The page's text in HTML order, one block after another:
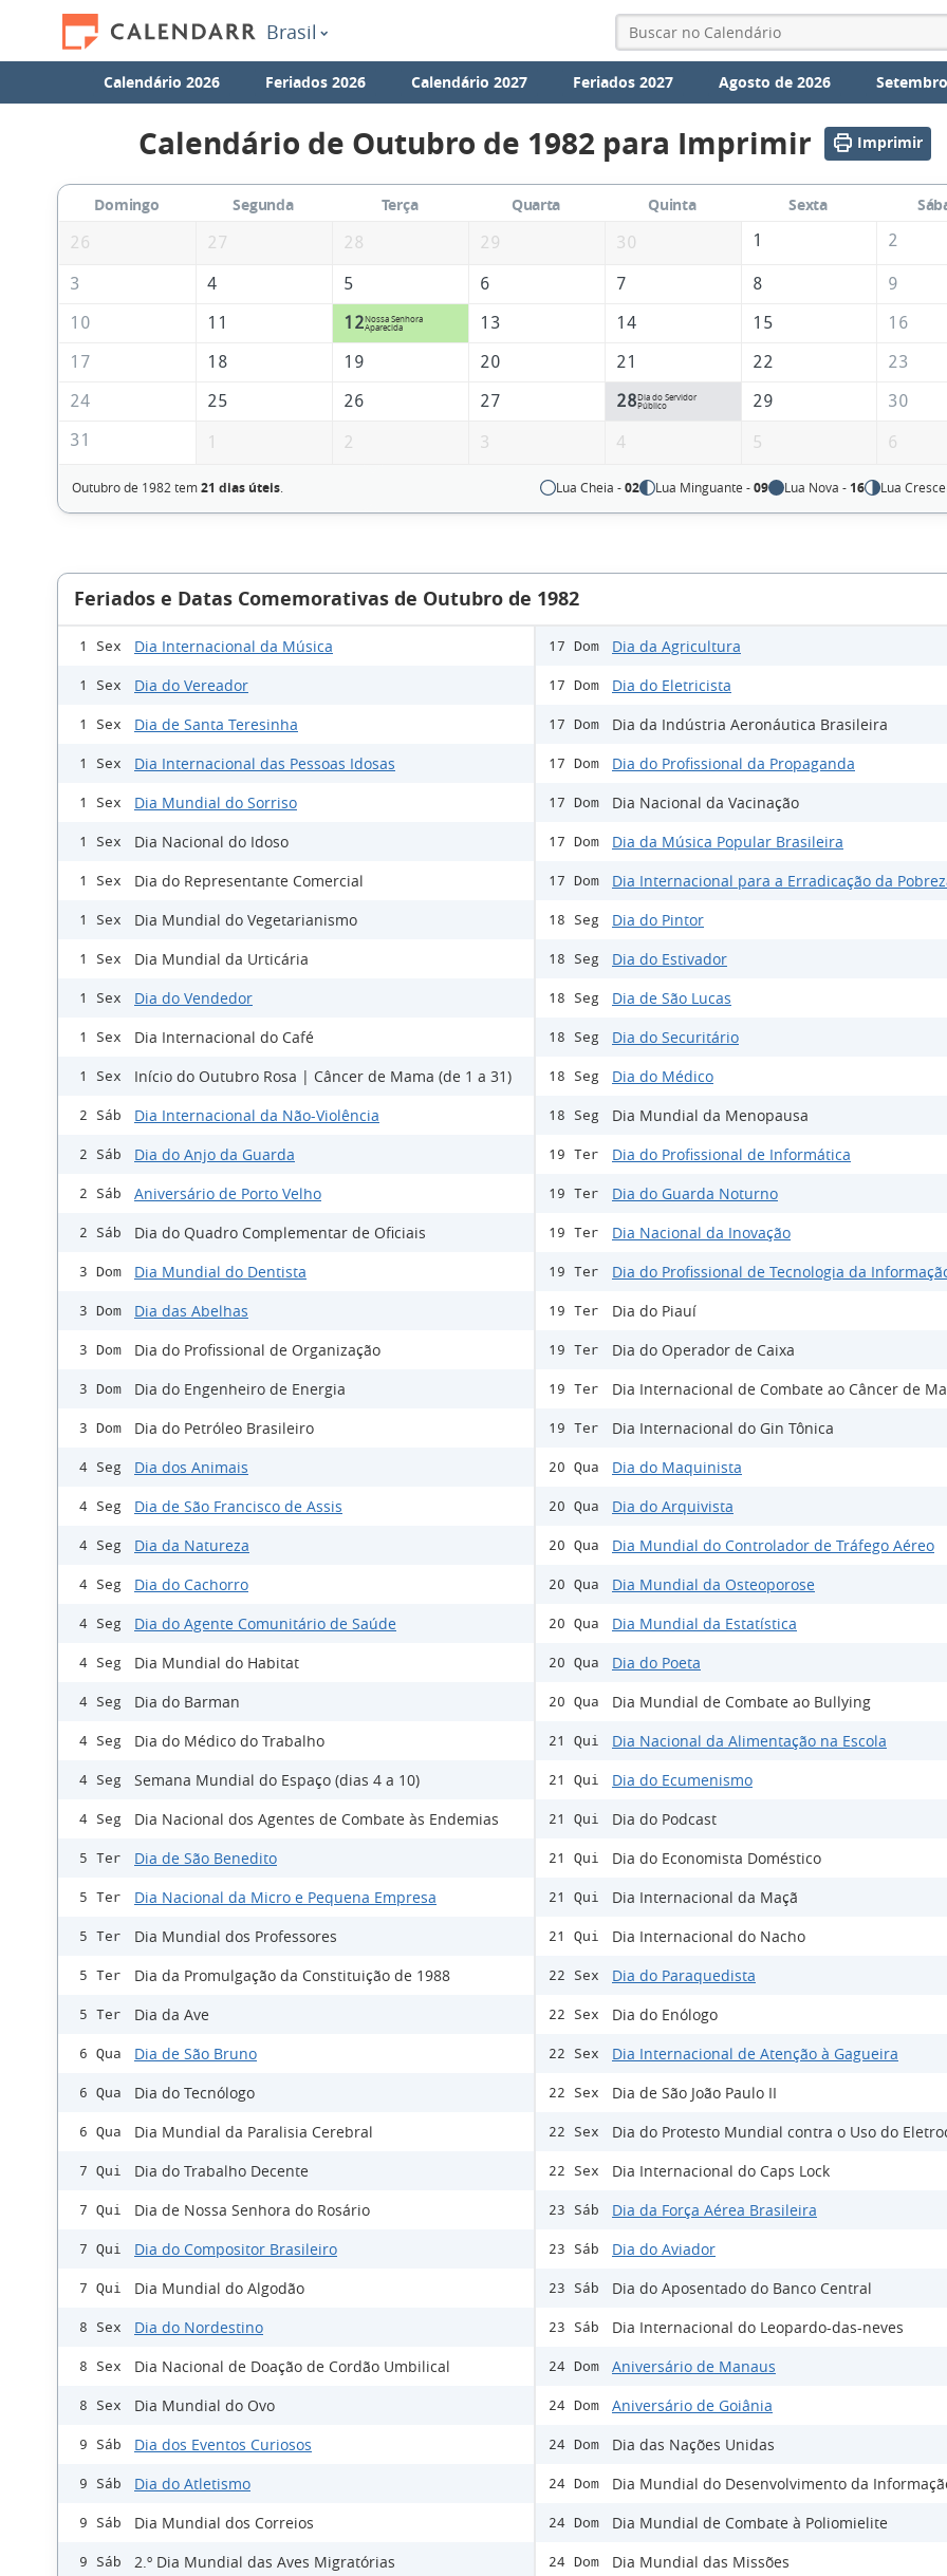
Brasil
Calendário 2026 Feriados 2026 Calendário 2027 Feriados 2027 Agosto de 2026
Calendário de Outubro de 1982 para Imprimir Imprimir
Domingo Segunda Terça Quarta Quinta Sexta
26
27 28 29 30 1 2
3 4 5 6 7 8
9
10
11 12Nossa Senhora
Aparecida
13 14 15
16
17
18 19 20 21 22
23
24
25 26 27 28Dia do Servidor
Público
29
30
31
1 2 3 4 5 6
Outubro de 1982 tem21 dias úteis. Lua Cheia -02 Lua Minguante -09 Lua Nova - 16 Lua
Feriados e Datas Comemorativas de Outubro de 1982
1 Sex Dia Internacional da Música
1 Sex Dia do Vereador
1 Sex Dia de Santa Teresinha
1 Sex Dia Internacional das Pessoas Idosas
1 Sex Dia Mundial do Sorriso
1 Sex Dia Nacional do Idoso
1 Sex Dia do Representante Comercial
1 Sex Dia Mundial do Vegetarianismo
1 Sex Dia Mundial da Urticária
1 Sex Dia do Vendedor
1 Sex Dia Internacional do Café
1 Sex Início do Outubro Rosa | Câncer de Mama (de 1 a 31)
2 Sáb Dia Internacional da Não-Violência
2 Sáb Dia do Anjo da Guarda
2 Sáb Aniversário de Porto Velho
2 Sáb Dia do Quadro Complementar de Oficiais
3 Dom Dia Mundial do Dentista
3 Dom Dia das Abelhas
3 Dom Dia do Profissional de Organização
3 Dom Dia do Engenheiro de Energia
3 Dom Dia do Petróleo Brasileiro
4 Seg Dia dos Animais
4 Seg Dia de São Francisco de Assis
4 Seg Dia da Natureza
4 Seg Dia do Cachorro
4 Seg Dia do Agente Comunitário de Saúde
4 Seg Dia Mundial do Habitat
4 Seg Dia do Barman
4 Seg Dia do Médico do Trabalho
4 Seg Semana Mundial do Espaço (dias 4 a 10)
4 Seg Dia Nacional dos Agentes de Combate às Endemias
5 Ter Dia de São Benedito
5 Ter Dia Nacional da Micro e Pequena Empresa
5 Ter Dia Mundial dos Professores
5 Ter Dia da Promulgação da Constituição de 1988
5 Ter Dia da Ave
6 Qua Dia de São Bruno
6 Qua Dia do Tecnólogo
6 Qua Dia Mundial da Paralisia Cerebral
7 Qui Dia do Trabalho Decente
7 Qui Dia de Nossa Senhora do Rosário
7 Qui Dia do Compositor Brasileiro
7 Qui Dia Mundial do Algodão
8 Sex Dia do Nordestino
8 Sex Dia Nacional de Doação de Cordão Umbilical
8 Sex Dia Mundial do Ovo
9 Sáb Dia dos Eventos Curiosos
9 Sáb Dia do Atletismo
9 Sáb Dia Mundial dos Correios
9 Sáb 2.º Dia Mundial das Aves Migratórias
17 Dom Dia da Agricultura
17 Dom Dia do Eletricista
17 Dom Dia da Indústria Aeronáutica Brasileira
17 Dom Dia do Profissional da Propaganda
17 Dom Dia Nacional da Vacinação
17 Dom Dia da Música Popular Brasileira
17 Dom Dia Internacional para a Erradicação da
18 Seg Dia do Pintor
18 Seg Dia do Estivador
18 Seg Dia de São Lucas
18 Seg Dia do Securitário
18 Seg Dia do Médico
18 Seg Dia Mundial da Menopausa
19 Ter Dia do Profissional de Informática
19 Ter Dia do Guarda Noturno
19 Ter Dia Nacional da Inovação
19 Ter Dia do Profissional de Tecnologia da
19 Ter Dia do Piauí
19 Ter Dia do Operador de Caixa
19 Ter Dia Internacional de Combate ao Câncer de
19 Ter Dia Internacional do Gin Tônica
20 Qua Dia do Maquinista
20 Qua Dia do Arquivista
20 Qua Dia Mundial do Controlador de Tráfego Aéreo
20 Qua Dia Mundial da Osteoporose
20 Qua Dia Mundial da Estatística
20 Qua Dia do Poeta
20 Qua Dia Mundial de Combate ao Bullying
21 Qui Dia Nacional da Alimentação na Escola
21 Qui Dia do Ecumenismo
21 Qui Dia do Podcast
21 Qui Dia do Economista Doméstico
21 Qui Dia Internacional da Maçã
21 Qui Dia Internacional do Nacho
22 Sex Dia do Paraquedista
22 Sex Dia do Enólogo
22 Sex Dia Internacional de Atenção à Gagueira
22 Sex Dia de São João Paulo II
22 Sex Dia do Protesto Mundial contra o Uso do
22 Sex Dia Internacional do Caps Lock
23 Sáb Dia da Força Aérea Brasileira
23 Sáb Dia do Aviador
23 Sáb Dia do Aposentado do Banco Central
23 Sáb Dia Internacional do Leopardo-das-neves
24 Dom Aniversário de Manaus
24 Dom Aniversário de Goiânia
24 Dom Dia das Nações Unidas
24 Dom Dia Mundial do Desenvolvimento da
24 Dom Dia Mundial de Combate à Poliomielite
24 Dom Dia Mundial das Missões